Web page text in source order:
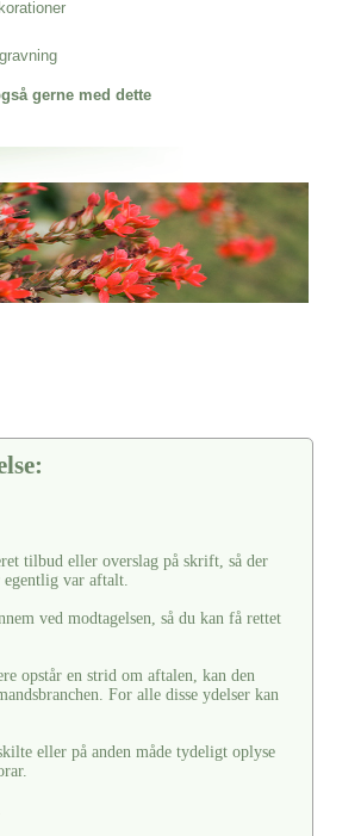
gerne med dette
tilbud eller overslag på skrift, så der
var aftalt.
ved modtagelsen, så du kan få rettet
opstår en strid om aftalen, kan den
For alle disse ydelser kan
eller på anden måde tydeligt oplyse